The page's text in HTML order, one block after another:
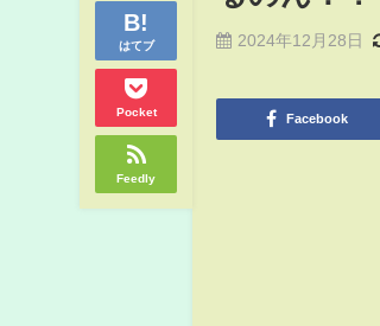
はてブ
Pocket
Feedly
2024年12月28日
Facebook